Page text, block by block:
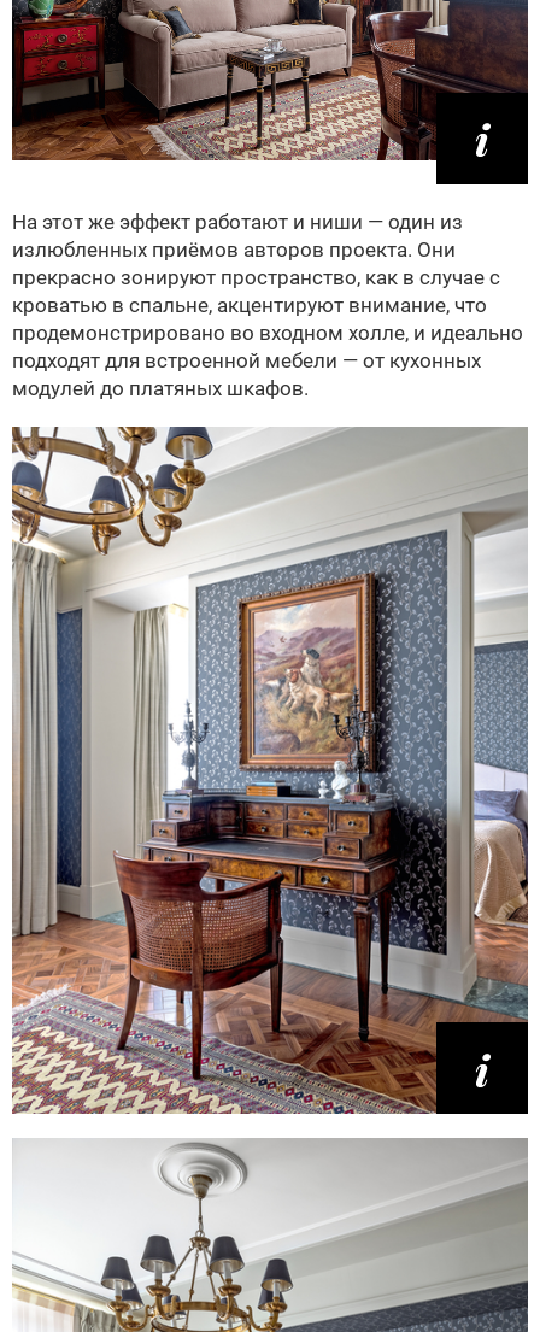
На этот же эффект работают и ниши — один из
излюбленных приёмов авторов проекта. Они
прекрасно зонируют пространство, как в случае с
кроватью в спальне, акцентируют внимание, что
продемонстрировано во входном холле, и идеально
подходят для встроенной мебели — от кухонных
модулей до платяных шкафов.